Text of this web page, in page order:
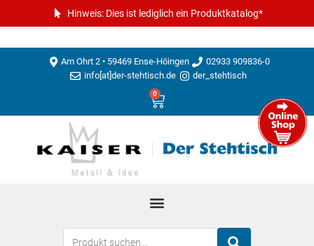
Hinweis: Dies ist lediglich ein Produktkatalog*
Am Ohrt 2 • 59469 Ense-Höingen
02933 909836-0
info[at]der-stehtisch.de
der_stehtisch
0